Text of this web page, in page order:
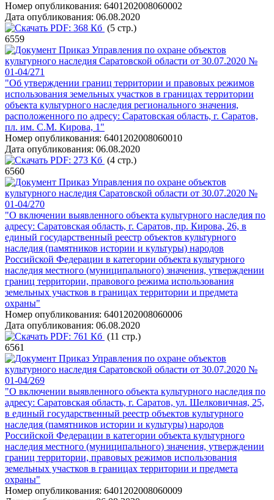
Номер опубликования: 6401202008060002
Дата опубликования: 06.08.2020
PDF: 368 Кб (5 стр.)
6559
Приказ Управления по охране объектов
культурного наследия Саратовской области от 30.07.2020 №
01-04/271
"Об утверждении границ территории и правовых режимов
использования земельных участков в границах территории
объекта культурного наследия регионального значения,
расположенного по адресу: Саратовская область, г. Саратов,
пл. им. С.М. Кирова, 1"
Номер опубликования: 6401202008060010
Дата опубликования: 06.08.2020
PDF: 273 Кб (4 стр.)
6560
Приказ Управления по охране объектов
культурного наследия Саратовской области от 30.07.2020 №
01-04/270
"О включении выявленного объекта культурного наследия по
адресу: Саратовская область, г. Саратов, пр. Кирова, 26, в
единый государственный реестр объектов культурного
наследия (памятников истории и культуры) народов
Российской Федерации в категории объекта культурного
наследия местного (муниципального) значения, утверждении
границ территории, правового режима использования
земельных участков в границах территории и предмета
охраны"
Номер опубликования: 6401202008060006
Дата опубликования: 06.08.2020
PDF: 761 Кб (11 стр.)
6561
Приказ Управления по охране объектов
культурного наследия Саратовской области от 30.07.2020 №
01-04/269
"О включении выявленного объекта культурного наследия по
адресу: Саратовская область, г. Саратов, ул. Шелковичная, 25,
в единый государственный реестр объектов культурного
наследия (памятников истории и культуры) народов
Российской Федерации в категории объекта культурного
наследия местного (муниципального) значения, утверждении
границ территории, правовых режимов использования
земельных участков в границах территории и предмета
охраны"
Номер опубликования: 6401202008060009